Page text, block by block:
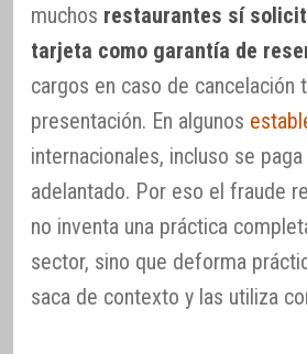
muchos restaurantes sí
tarjeta como garantía de
cargos en caso de cancelación
presentación. En algunos
internacionales, incluso se
adelantado. Por eso el fraude
no inventa una práctica
sector, sino que deforma
saca de contexto y las utiliza